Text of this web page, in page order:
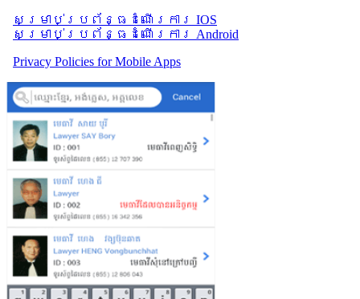
សម្រាប់​ប្រព័ន្ធដំណើរការ IOS
សម្រាប់​ប្រព័ន្ធដំណើរការ Android
Privacy Policies for Mobile Apps